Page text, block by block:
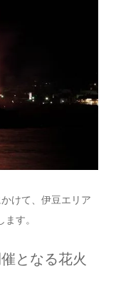
けて、伊豆エリア
す。
となる花火